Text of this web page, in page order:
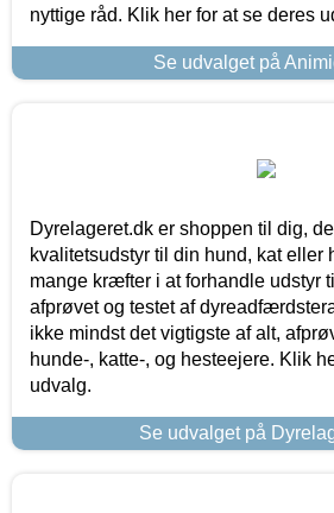
nyttige råd. Klik her for at se deres
Se udvalget på
Dyrelageret.dk er shoppen til dig,
kvalitetsudstyr til din hund, kat eller
mange kræfter i at forhandle udstyr
afprøvet og testet af
ikke mindst det vigtigste af alt,
hunde-, katte-, og hesteejere. Klik
udvalg.
Se udvalget på